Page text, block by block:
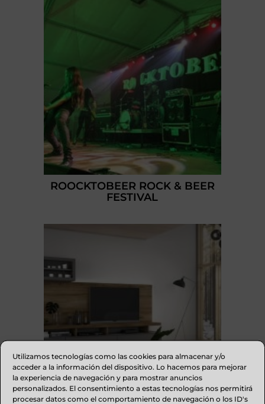
Utilizamos tecnologías como las cookies para almacenar y/o
acceder a la información del dispositivo. Lo hacemos para mejorar
la experiencia de navegación y para mostrar anuncios
personalizados. El consentimiento a estas tecnologías nos permitirá
procesar datos como el comportamiento de navegación o los ID's
ROOCKTOBEER ROCK & BEER
FESTIVAL